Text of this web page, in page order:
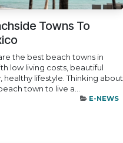
Towns To
the best beach towns in
low living costs, beautiful
healthy lifestyle. Thinking about
town to live a...
E-NEWS